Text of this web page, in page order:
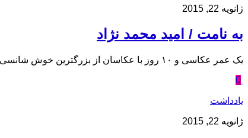
ژانویه 22, 2015
به نامت / امید محمد نژاد
یک عمر عکاسی و ۱۰ روز با عکاسان از بزرگترین خوش شانسی‌های زندگیم بود. دیدن عزیزان دلی که کنارشان بودن برام افتخار بوده و هست و بسیار چیز فرا گرفتم. رویداد ۱۰ روز با...
0
یادداشت
ژانویه 22, 2015